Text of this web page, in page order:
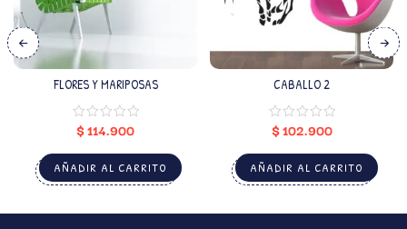
FLORES Y MARIPOSAS
$114.900
AÑADIR AL CARRITO
CABALLO 2
$102.900
AÑADIR AL CARRITO